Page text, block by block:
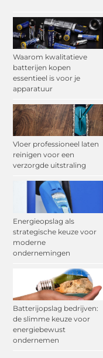
Waarom kwalitatieve
batterijen kopen
essentieel is voor je
apparatuur
Vloer professioneel laten
reinigen voor een
verzorgde uitstraling
Energieopslag als
strategische keuze voor
moderne
ondernemingen
Batterijopslag bedrijven:
de slimme keuze voor
energiebewust
ondernemen